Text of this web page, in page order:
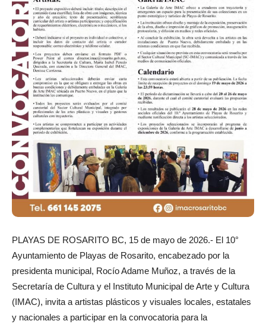
PLAYAS DE ROSARITO BC, 15 de mayo de 2026.- El 10°
Ayuntamiento de Playas de Rosarito, encabezado por la
presidenta municipal, Rocío Adame Muñoz, a través de la
Secretaría de Cultura y el Instituto Municipal de Arte y Cultura
(IMAC), invita a artistas plásticos y visuales locales, estatales
y nacionales a participar en la convocatoria para la